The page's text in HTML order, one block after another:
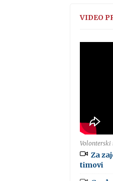
VIDEO
Za
timovi